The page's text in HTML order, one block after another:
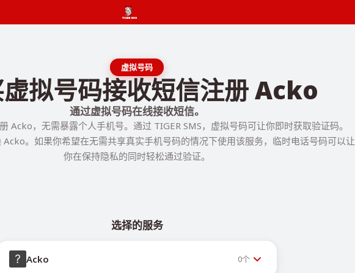
虚拟号码
拟号码接收短信注册 Acko
通过虚拟号码在线接收短信。
Acko，无需暴露个人手机号。通过 TIGER SMS，虚拟号码可让你即时获取验证码。
。如果你希望在无需共享真实手机号码的情况下使用该服务，临时电话号码可以让
你在保持隐私的同时轻松通过验证。
选择的服务
Acko 0个